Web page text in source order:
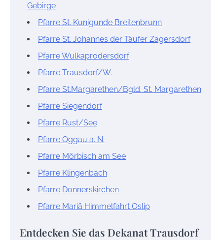
Gebirge
Pfarre St. Kunigunde Breitenbrunn
Pfarre St. Johannes der Täufer Zagersdorf
Pfarre Wulkaprodersdorf
Pfarre Trausdorf/W.
Pfarre St.Margarethen/Bgld. St. Margarethen
Pfarre Siegendorf
Pfarre Rust/See
Pfarre Oggau a. N.
Pfarre Mörbisch am See
Pfarre Klingenbach
Pfarre Donnerskirchen
Pfarre Mariä Himmelfahrt Oslip
Entdecken Sie das Dekanat Trausdorf